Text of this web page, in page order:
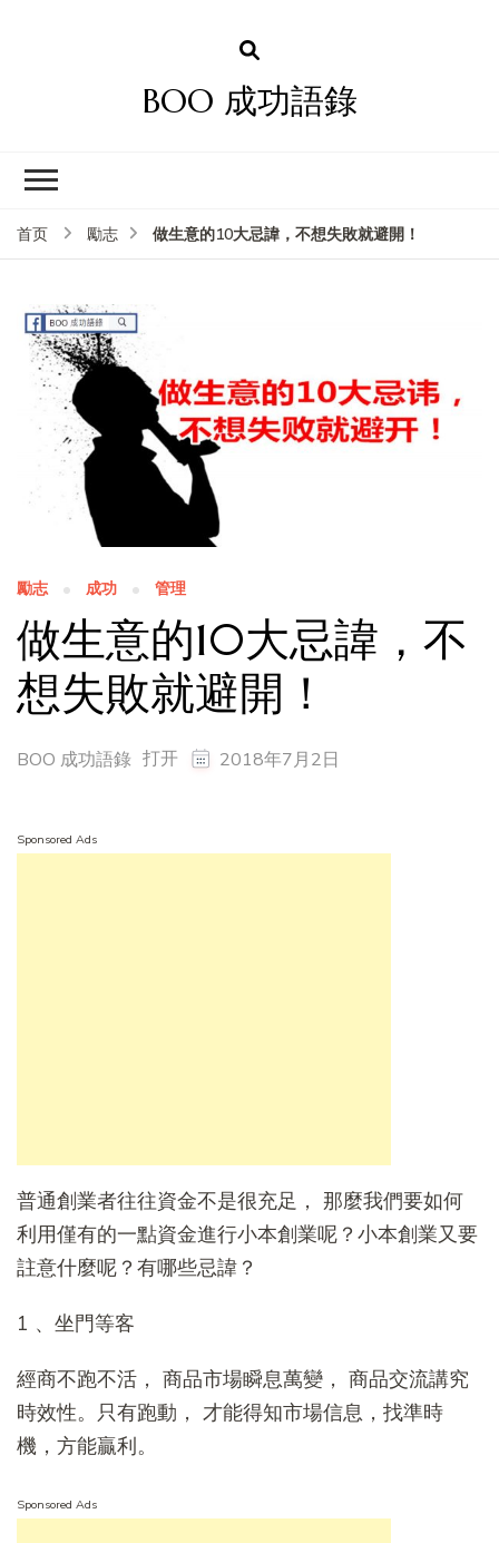
BOO 成功語錄
首页 勵志 做生意的10大忌諱，不想失敗就避開！
勵志 成功 管理
做生意的10大忌諱，不
想失敗就避開！
BOO 成功語錄 打开 2018年7月2日
Sponsored Ads
普通創業者往往資金不是很充足， 那麼我們要如何
利用僅有的一點資金進行小本創業呢？小本創業又要
註意什麼呢？有哪些忌諱？
1 、坐門等客
經商不跑不活， 商品市場瞬息萬變， 商品交流講究
時效性。只有跑動， 才能得知市場信息，找準時
機，方能贏利。
Sponsored Ads